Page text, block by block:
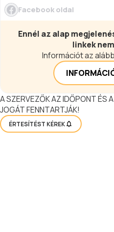
Facebook oldal
Ennél az alap
linkek
Információt az
A SZERVEZŐK AZ IDŐPONT ÉS
JOGÁT FENNTARTJÁK!
ÉRTESÍTÉST KÉREK